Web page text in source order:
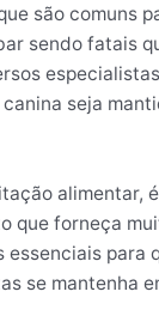
são comuns
sendo fatais
seja
alimentar,
que forneça
para
se mantenha